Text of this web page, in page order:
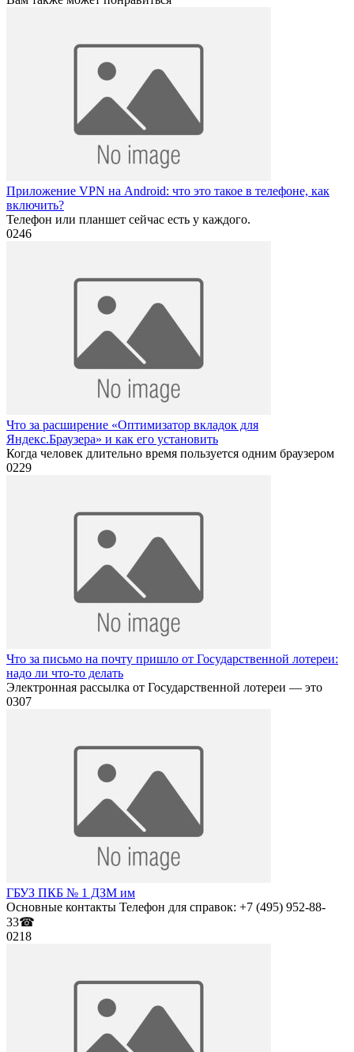
Приложение VPN на Android: что это такое в телефоне, как
включить?
Телефон или планшет сейчас есть у каждого.
0246
Что за расширение «Оптимизатор вкладок для
Яндекс.Браузера» и как его установить
Когда человек длительно время пользуется одним браузером
0229
Что за письмо на почту пришло от Государственной лотереи:
надо ли что-то делать
Электронная рассылка от Государственной лотереи — это
0307
ГБУЗ ПКБ № 1 ДЗМ им
Основные контакты Телефон для справок: +7 (495) 952-88-
33☎
0218